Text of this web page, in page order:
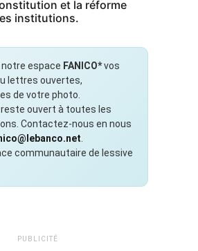
et la réforme
institutions.
espace FANICO*vos
lettres ouvertes,
de votre photo.
reste ouvert à toutes les
Contactez-nous en nous
communautaire de lessive
PUBLICITÉ